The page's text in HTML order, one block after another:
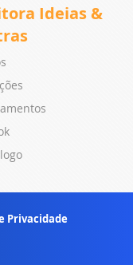
Ideias &
Privacidade